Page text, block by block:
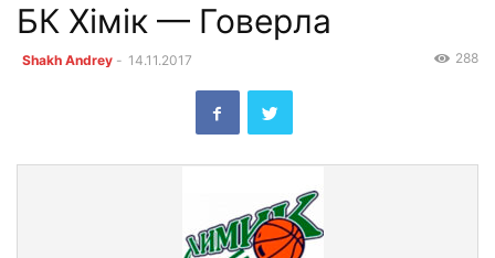
БК Хімік — Говерла
Shakh Andrey - 14.11.2017 288